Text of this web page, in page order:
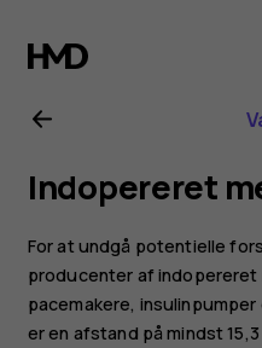
til
Nokia
G11
Indopereret
For at undgå potentielle
producenter af
pacemakere,
er en afstand på mindst